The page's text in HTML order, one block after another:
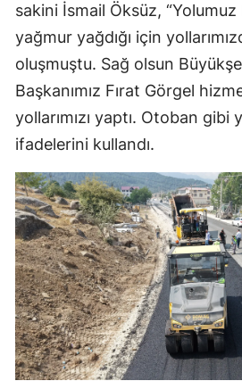
sakini İsmail Öksüz,
yağmur yağdığı için
oluşmuştu. Sağ olsun
Başkanımız Fırat Görgel
yollarımızı yaptı. Otoban gibi
ifadelerini kullandı.